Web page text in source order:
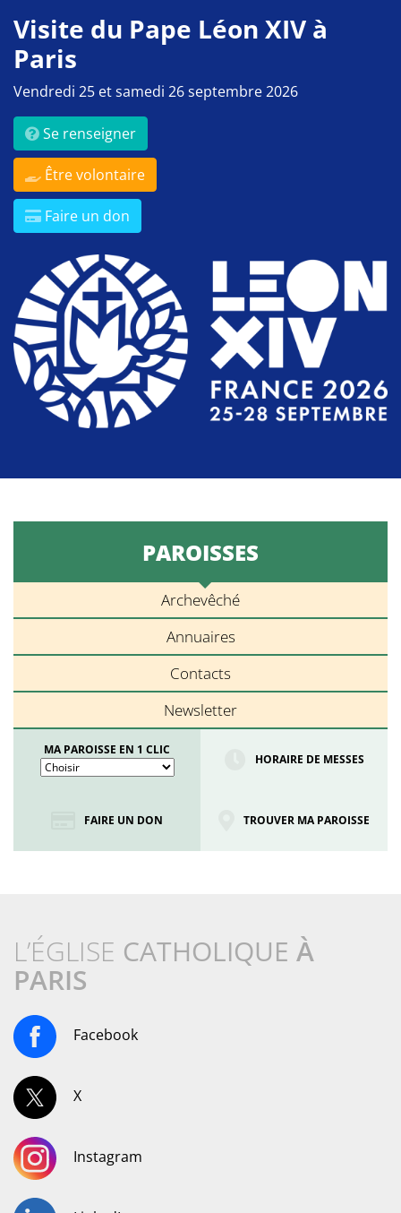
Visite du Pape Léon XIV à
Paris
Vendredi 25 et samedi 26 septembre 2026
Se renseigner
Être volontaire
Faire un don
PAROISSES
Archevêché
Annuaires
Contacts
Newsletter
MA PAROISSE EN 1 CLIC
HORAIRE DE MESSES
FAIRE UN DON TROUVER MA PAROISSE
L’ÉGLISE CATHOLIQUE À
PARIS
Facebook
X
Instagram